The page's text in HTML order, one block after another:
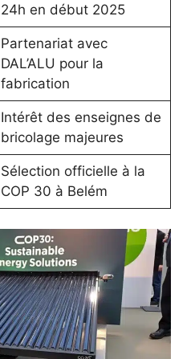
24h en début 2025
Partenariat avec
DAL’ALU pour la
fabrication
Intérêt des enseignes de
bricolage majeures
Sélection officielle à la
COP 30 à Belém